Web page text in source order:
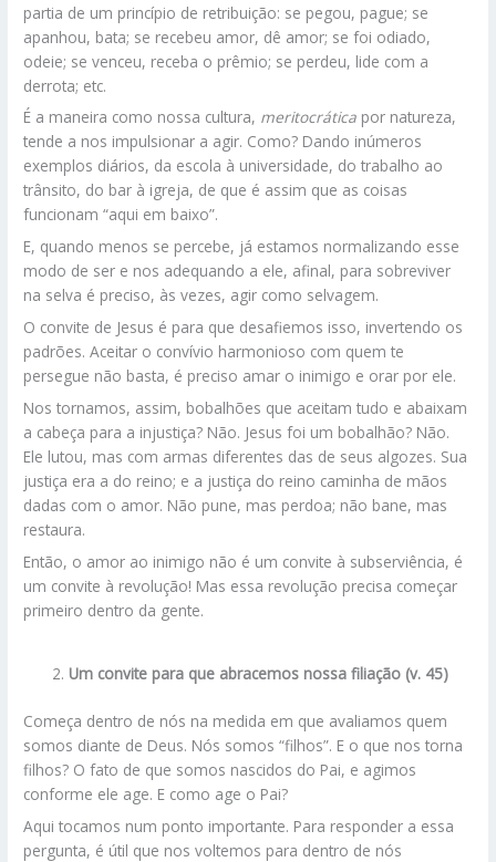
partia de um princípio de retribuição: se pegou, pague; se
apanhou, bata; se recebeu amor, dê amor; se foi odiado,
odeie; se venceu, receba o prêmio; se perdeu, lide com a
derrota; etc.
É a maneira como nossa cultura, meritocrática por natureza,
tende a nos impulsionar a agir. Como? Dando inúmeros
exemplos diários, da escola à universidade, do trabalho ao
trânsito, do bar à igreja, de que é assim que as coisas
funcionam “aqui em baixo”.
E, quando menos se percebe, já estamos normalizando esse
modo de ser e nos adequando a ele, afinal, para sobreviver
na selva é preciso, às vezes, agir como selvagem.
O convite de Jesus é para que desafiemos isso, invertendo os
padrões. Aceitar o convívio harmonioso com quem te
persegue não basta, é preciso amar o inimigo e orar por ele.
Nos tornamos, assim, bobalhões que aceitam tudo e abaixam
a cabeça para a injustiça? Não. Jesus foi um bobalhão? Não.
Ele lutou, mas com armas diferentes das de seus algozes. Sua
justiça era a do reino; e a justiça do reino caminha de mãos
dadas com o amor. Não pune, mas perdoa; não bane, mas
restaura.
Então, o amor ao inimigo não é um convite à subserviência, é
um convite à revolução! Mas essa revolução precisa começar
primeiro dentro da gente.
Um convite para que abracemos nossa filiação (v. 45)
Começa dentro de nós na medida em que avaliamos quem
somos diante de Deus. Nós somos “filhos”. E o que nos torna
filhos? O fato de que somos nascidos do Pai, e agimos
conforme ele age. E como age o Pai?
Aqui tocamos num ponto importante. Para responder a essa
pergunta, é útil que nos voltemos para dentro de nós